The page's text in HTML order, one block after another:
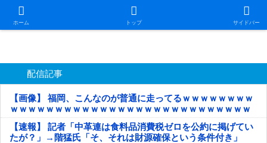
ホーム トップ サイドバー
日本第一！ニュース録
配信記事
【画像】 福岡、こんなのが普通に走ってるｗｗｗｗｗｗｗｗ
ｗｗｗｗｗｗｗｗｗｗｗｗｗｗｗｗｗｗｗｗｗｗｗｗｗｗｗ
ｗｗｗｗｗ
【速報】 記者「中革連は食料品消費税ゼロを公約に掲げてい
たが？」→階猛氏「そ、それは財源確保という条件付き」